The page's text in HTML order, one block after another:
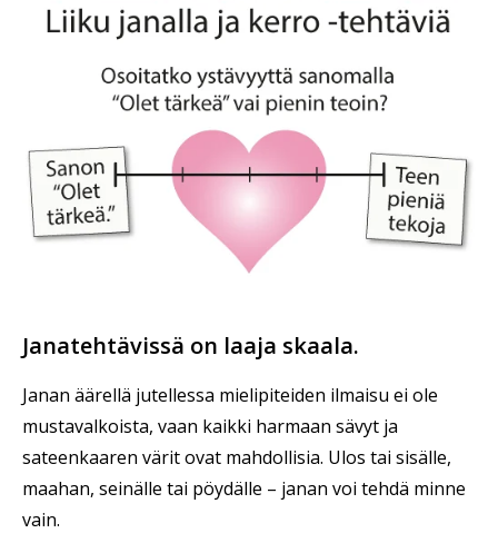
Janatehtävissä on laaja skaala.
Janan äärellä jutellessa mielipiteiden ilmaisu ei ole
mustavalkoista, vaan kaikki harmaan sävyt ja
sateenkaaren värit ovat mahdollisia. Ulos tai sisälle,
maahan, seinälle tai pöydälle – janan voi tehdä minne
vain.